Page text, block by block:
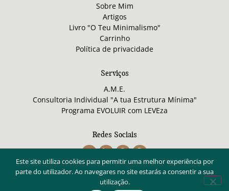
Sobre Mim
Artigos
Livro "O Teu Minimalismo"
Carrinho
Política de privacidade
Serviços
A.M.E.
Consultoria Individual "A tua Estrutura Mínima"
Programa EVOLUIR com LEVEza
Redes Sociais
© 2026 Cláudia Ganhão
Webdesign por LeiriDigital
Este site utiliza cookies para permitir uma melhor experiência por
parte do utilizador. Ao navegares no site estarás a consentir a sua
utilização.